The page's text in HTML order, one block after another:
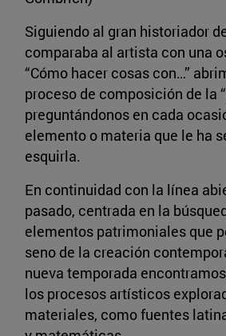
Siguiendo al gran historiador
comparaba al artista con una
“Cómo hacer cosas con…”
proceso de composición de la
preguntándonos en cada
elemento o materia que le ha
esquirla.
En continuidad con la línea
pasado, centrada en la
elementos patrimoniales que
seno de la creación
nueva temporada
los procesos artísticos
materiales, como fuentes